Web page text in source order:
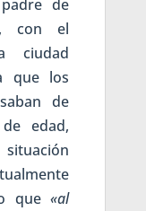
de
con el
ciudad
que los
de
edad,
que«al